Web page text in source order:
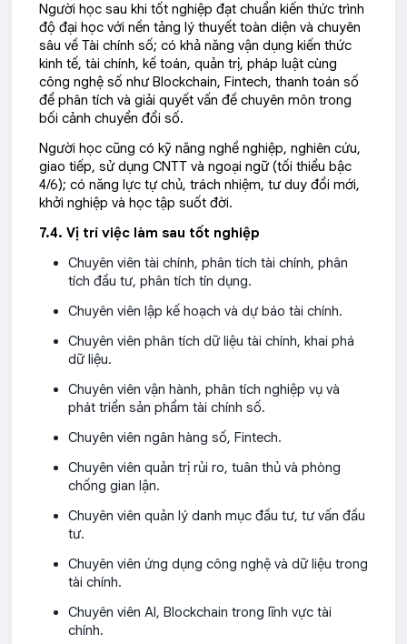
Người học sau khi tốt nghiệp đạt chuẩn kiến thức trình
độ đại học với nền tảng lý thuyết toàn diện và chuyên
sâu về Tài chính số; có khả năng vận dụng kiến thức
kinh tế, tài chính, kế toán, quản trị, pháp luật cùng
công nghệ số như Blockchain, Fintech, thanh toán số
để phân tích và giải quyết vấn đề chuyên môn trong
bối cảnh chuyển đổi số.
Người học cũng có kỹ năng nghề nghiệp, nghiên cứu,
giao tiếp, sử dụng CNTT và ngoại ngữ (tối thiểu bậc
4/6); có năng lực tự chủ, trách nhiệm, tư duy đổi mới,
khởi nghiệp và học tập suốt đời.
7.4. Vị trí việc làm sau tốt nghiệp
Chuyên viên tài chính, phân tích tài chính, phân
tích đầu tư, phân tích tín dụng.
Chuyên viên lập kế hoạch và dự báo tài chính.
Chuyên viên phân tích dữ liệu tài chính, khai phá
dữ liệu.
Chuyên viên vận hành, phân tích nghiệp vụ và
phát triển sản phẩm tài chính số.
Chuyên viên ngân hàng số, Fintech.
Chuyên viên quản trị rủi ro, tuân thủ và phòng
chống gian lận.
Chuyên viên quản lý danh mục đầu tư, tư vấn đầu
tư.
Chuyên viên ứng dụng công nghệ và dữ liệu trong
tài chính.
Chuyên viên AI, Blockchain trong lĩnh vực tài
chính.